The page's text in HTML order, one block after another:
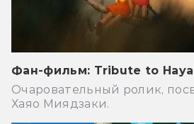
Фан-фильм: Tribute to
Очаровательный ролик,
Хаяо Миядзаки.